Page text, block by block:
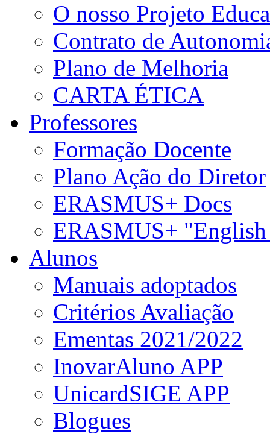
O nosso Projeto
Contrato de
Plano de Melhoria
CARTA ÉTICA
Professores
Formação Docente
Plano Ação do Diretor
ERASMUS+ Docs
ERASMUS+
Alunos
Manuais adoptados
Critérios Avaliação
Ementas 2021/2022
InovarAluno APP
UnicardSIGE APP
Blogues